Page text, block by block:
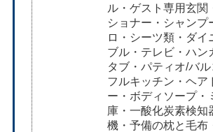
ル・ゲスト専用玄関
ショナー・シャンプ
ロ・シーツ類・ダイ
ブル・テレビ・ハン
タブ・パティオ/バ⁠ル⁠
フルキッチン・ヘア
ー・ボディソープ・
庫・一酸化炭素検知
機・予備の枕と毛布